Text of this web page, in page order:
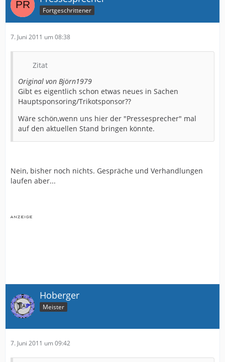
Fortgeschrittener
7. Juni 2011 um 08:38
Zitat
Original von Björn1979
Gibt es eigentlich schon etwas neues in Sachen
Hauptsponsoring/Trikotsponsor??
Wäre schön,wenn uns hier der "Pressesprecher" mal
auf den aktuellen Stand bringen könnte.
Nein, bisher noch nichts. Gespräche und Verhandlungen
laufen aber...
Hoberger
Meister
7. Juni 2011 um 09:42